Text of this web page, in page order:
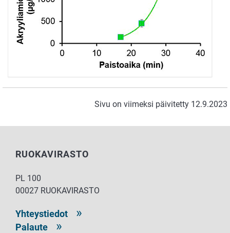
Sivu on viimeksi päivitetty 12.9.2023
RUOKAVIRASTO
PL 100
00027 RUOKAVIRASTO
Yhteystiedot
Palaute